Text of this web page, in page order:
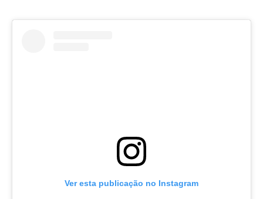
Ver esta publicação no Instagram